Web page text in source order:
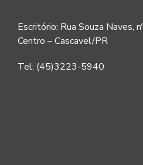
Escritório: Rua Souza Naves,
Centro – Cascavel/PR
Tel: (45)3223-5940